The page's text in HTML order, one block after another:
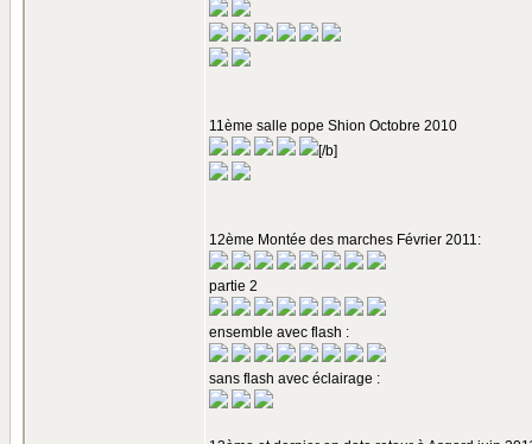
11ème salle pope Shion Octobre 2010
[/b]
12ème Montée des marches Février 2011:
partie 2
ensemble avec flash :
sans flash avec éclairage :